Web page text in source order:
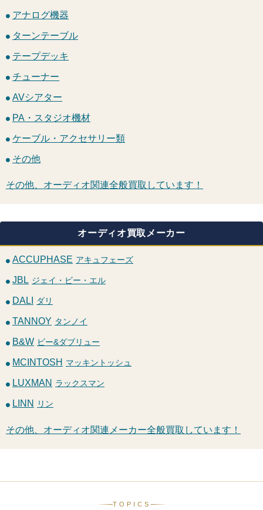
アナログ機器
ターンテーブル
テープデッキ
チューナー
AVシアター
PA・スタジオ機材
ケーブル・アクセサリー類
その他
その他、オーディオ関連全般買取しています！
オーディオ買取メーカー
ACCUPHASE アキュフェーズ
JBL ジェイ・ビー・エル
DALI ダリ
TANNOY タンノイ
B&W ビー&ダブリュー
MCINTOSH マッキントッシュ
LUXMAN ラックスマン
LINN リン
その他、オーディオ関連メーカー全般買取しています！
TOPICS